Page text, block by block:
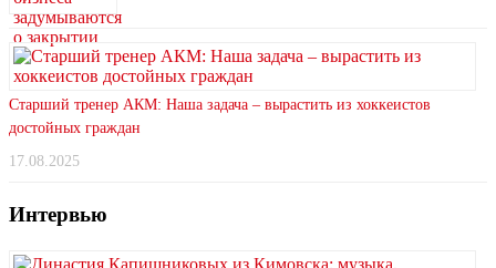
Старший тренер АКМ: Наша задача – вырастить из хоккеистов
достойных граждан
17.08.2025
Интервью